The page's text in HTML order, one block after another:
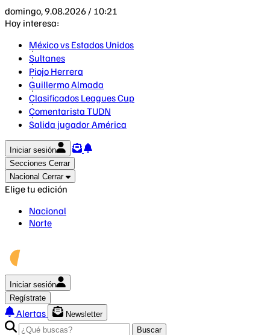
domingo, 9.08.2026 / 10:21
Hoy interesa:
México vs Estados Unidos
Sultanes
Piojo Herrera
Guillermo Almada
Clasificados Leagues Cup
Comentarista TUDN
Salida jugador América
Iniciar sesión
Secciones Cerrar
Nacional Cerrar
Elige tu edición
Nacional
Norte
Iniciar sesión
Regístrate
Alertas
Newsletter
Buscar